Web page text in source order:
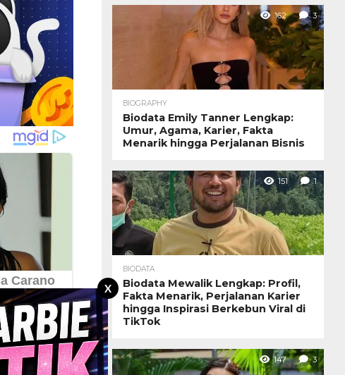
X
162 3
BIOGRAPHY
Biodata Emily Tanner Lengkap:
Umur, Agama, Karier, Fakta
Menarik hingga Perjalanan Bisnis
151 1
BIODATA
Biodata Mewalik Lengkap: Profil,
Fakta Menarik, Perjalanan Karier
hingga Inspirasi Berkebun Viral di
TikTok
147 3